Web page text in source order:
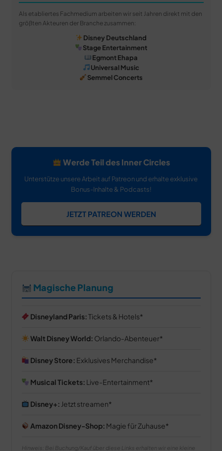
Als etabliertes Fachmedium arbeiten wir seit Jahren direkt mit den
größten Akteuren der Branche zusammen:
Disney Deutschland
Stage Entertainment
Egmont Ehapa
Universal Music
Semmel Concerts
Werde Teil des Inner Circles
Unterstütze unsere Arbeit auf Patreon und erhalte exklusive
Bonus-Inhalte & Podcasts!
JETZT PATREON WERDEN
Magische Planung
Disneyland Paris:Tickets & Hotels
Walt Disney World: Orlando-Abenteuer
Disney Store: Exklusives Merchandise
Musical Tickets: Live-Entertainment
Disney+: Jetzt streamen
Amazon Disney-Shop: Magie für Zuhause
Hinweis: Bei Buchung/Kauf über diese Links erhalten wir eine kleine